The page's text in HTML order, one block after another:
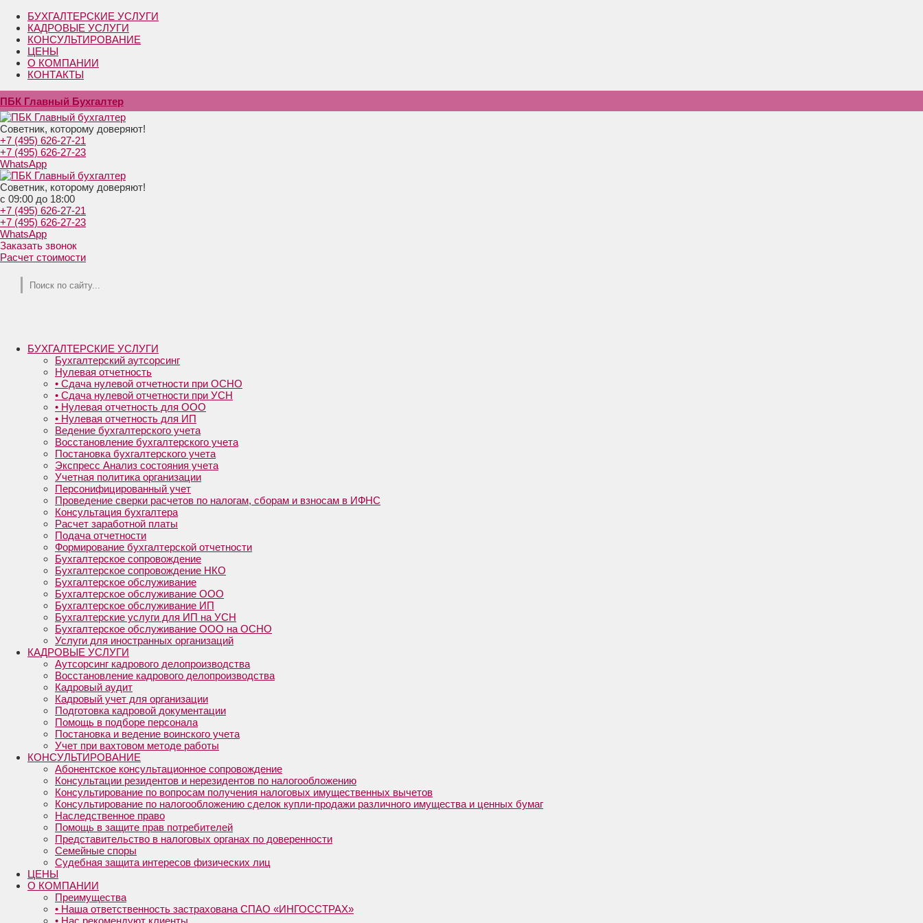
БУХГАЛТЕРСКИЕ УСЛУГИ
КАДРОВЫЕ УСЛУГИ
КОНСУЛЬТИРОВАНИЕ
ЦЕНЫ
О КОМПАНИИ
КОНТАКТЫ
ПБК Главный Бухгалтер
Советник, которому доверяют!
+7 (495) 626-27-21
+7 (495) 626-27-23
WhatsApp
Советник, которому доверяют!
с 09:00 до 18:00
+7 (495) 626-27-21
+7 (495) 626-27-23
WhatsApp
Заказать звонок
Расчет стоимости
БУХГАЛТЕРСКИЕ УСЛУГИ
Бухгалтерский аутсорсинг
Нулевая отчетность
• Сдача нулевой отчетности при ОСНО
• Сдача нулевой отчетности при УСН
• Нулевая отчетность для ООО
• Нулевая отчетность для ИП
Ведение бухгалтерского учета
Восстановление бухгалтерского учета
Постановка бухгалтерского учета
Экспресс Анализ состояния учета
Учетная политика организации
Персонифицированный учет
Проведение сверки расчетов по налогам, сборам и взносам в ИФНС
Консультация бухгалтера
Расчет заработной платы
Подача отчетности
Формирование бухгалтерской отчетности
Бухгалтерское сопровождение
Бухгалтерское сопровождение НКО
Бухгалтерское обслуживание
Бухгалтерское обслуживание ООО
Бухгалтерское обслуживание ИП
Бухгалтерские услуги для ИП на УСН
Бухгалтерское обслуживание ООО на ОСНО
Услуги для иностранных организаций
КАДРОВЫЕ УСЛУГИ
Аутсорсинг кадрового делопроизводства
Восстановление кадрового делопроизводства
Кадровый аудит
Кадровый учет для организации
Подготовка кадровой документации
Помощь в подборе персонала
Постановка и ведение воинского учета
Учет при вахтовом методе работы
КОНСУЛЬТИРОВАНИЕ
Абонентское консультационное сопровождение
Консультации резидентов и нерезидентов по налогообложению
Консультирование по вопросам получения налоговых имущественных вычетов
Консультирование по налогообложению сделок купли-продажи различного имущества и ценных бумаг
Наследственное право
Помощь в защите прав потребителей
Представительство в налоговых органах по доверенности
Семейные споры
Судебная защита интересов физических лиц
ЦЕНЫ
О КОМПАНИИ
Преимущества
• Наша ответственность застрахована СПАО «ИНГОССТРАХ»
• Нас рекомендуют клиенты